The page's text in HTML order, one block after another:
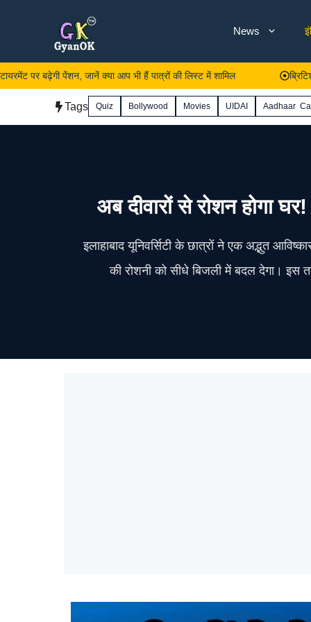
News
पेंशन, जानें क्या आप भी हैं पात्रों की लिस्ट में शामिल ब्रिटिश
Tags Quiz Bollywood Movies UIDAI Aadhaar
अब दीवारों से रोशन होगा
इलाहाबाद यूनिवर्सिटी के छात्रों ने एक अद्भुत
की रोशनी को सीधे बिजली में बदल देगा।